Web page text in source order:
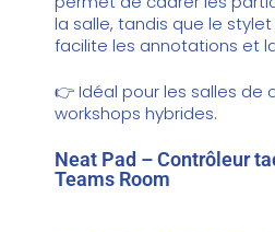
la salle, tandis que le
facilite les annotations et
👉 Idéal pour les salles de
workshops hybrides.
Neat Pad – Contrôleur
Teams Room